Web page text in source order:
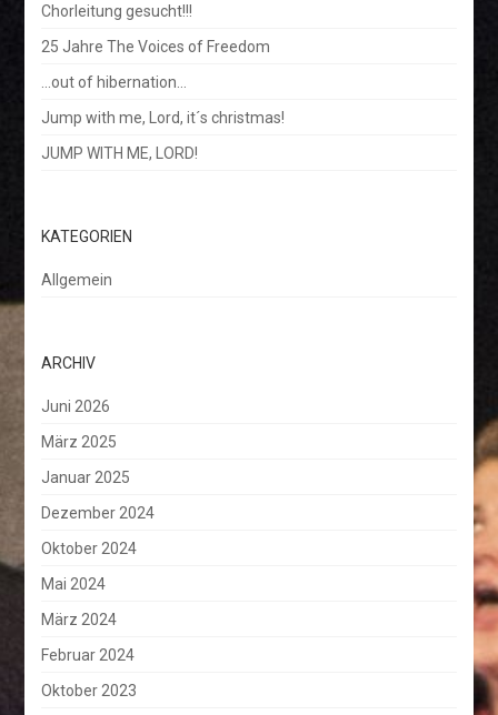
Chorleitung gesucht!!!
25 Jahre The Voices of Freedom
…out of hibernation…
Jump with me, Lord, it´s christmas!
JUMP WITH ME, LORD!
KATEGORIEN
Allgemein
ARCHIV
Juni 2026
März 2025
Januar 2025
Dezember 2024
Oktober 2024
Mai 2024
März 2024
Februar 2024
Oktober 2023